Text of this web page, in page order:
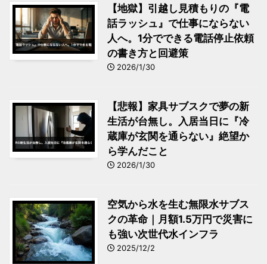
【地獄】引越し見積もりの『電
話ラッシュ』で仕事にならない
人へ。1分でできる電話停止依頼
の書き方と回避策
2026/1/30
【悲報】家具サブスクで夢の新
生活が台無し。入居当日に『冷
蔵庫が玄関を通らない』絶望か
ら学んだこと
2026/1/30
空気から水を生む無限水サブス
クの革命｜月額1.5万円で災害に
も強い次世代水インフラ
2025/12/2